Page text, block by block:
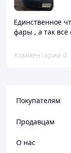
Единственное
фары , а так всё
Комментарии 0
Покупателям
Продавцам
О нас